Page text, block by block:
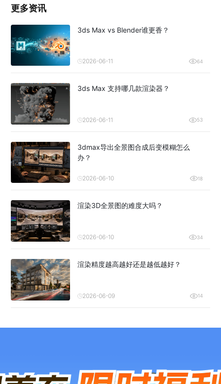
更多资讯
3ds Max vs Blender谁更香？
2026-06-11 64
3ds Max 支持哪几款渲染器？
2026-06-11 53
3dmax导出全景图合成后变模糊怎么
办？
2026-06-10 18
渲染3D全景图的难度大吗？
2026-06-10 34
渲染精度越高越好还是越低越好？
2026-06-09 14